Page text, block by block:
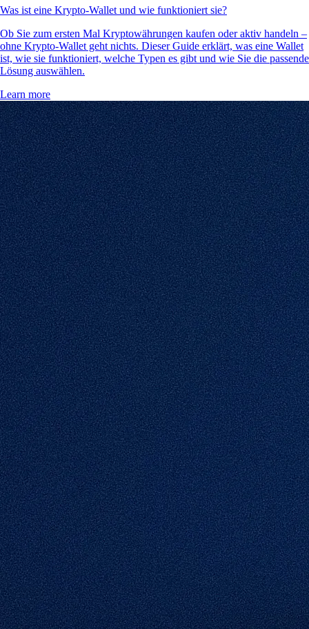
Was ist eine Krypto-Wallet und wie funktioniert sie?
Ob Sie zum ersten Mal Kryptowährungen kaufen oder aktiv handeln –
ohne Krypto-Wallet geht nichts. Dieser Guide erklärt, was eine Wallet
ist, wie sie funktioniert, welche Typen es gibt und wie Sie die passende
Lösung auswählen.
Learn more